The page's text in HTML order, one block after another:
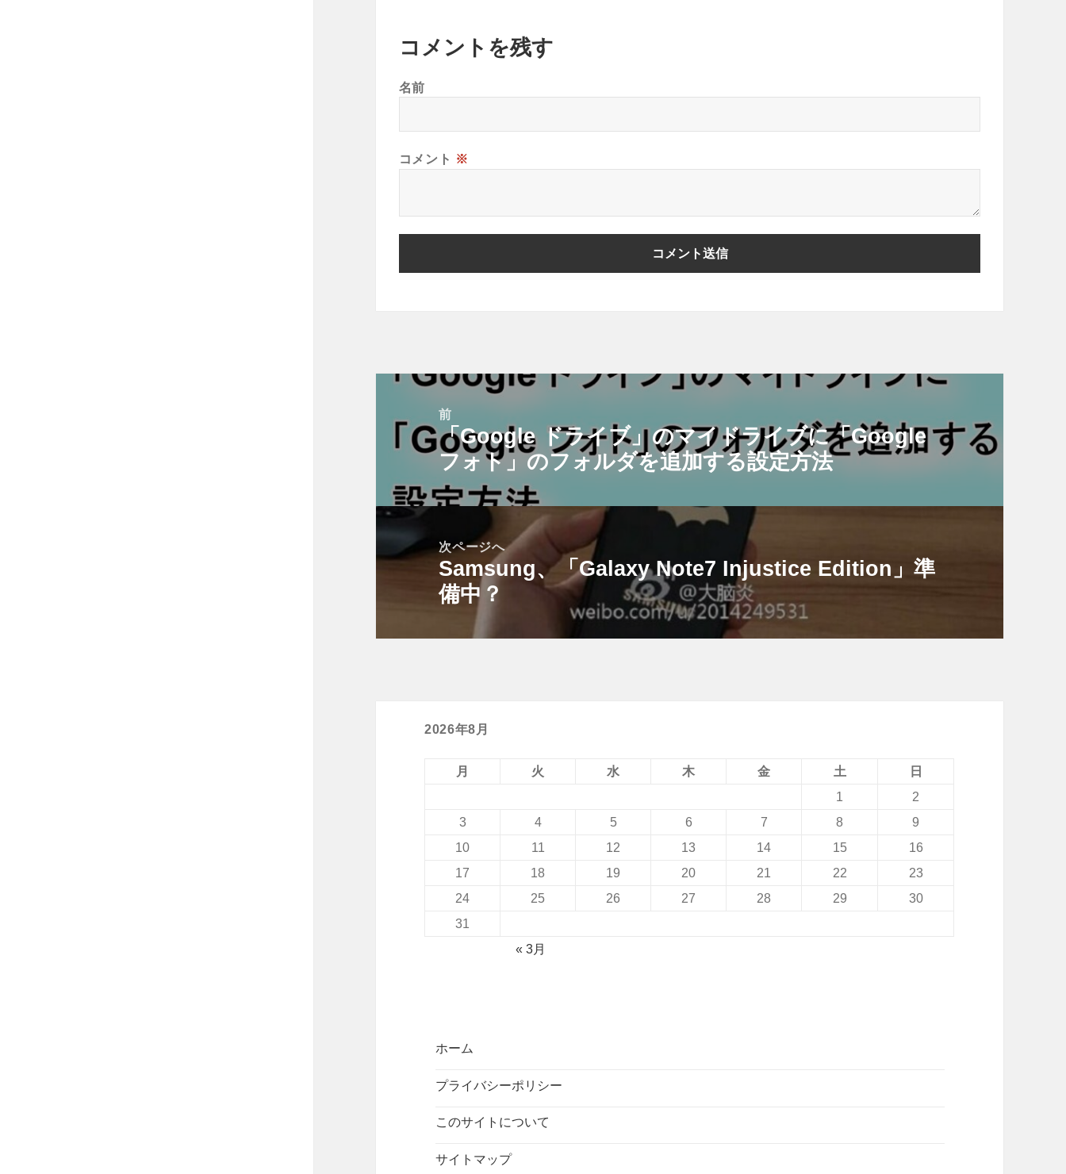
コメントを残す
名前
コメント ※
ー
シ
前
前
の
投
稿:
「Google ドライブ」のマイドライブに「Google
フォト」のフォルダを追加する設定方法
次ページへ
次
の
稿:
Samsung、「Galaxy Note7 Injustice Edition」準
備中？
2026年8月
月 火 水 木 金 土
日
1
2
3
4 5 6 7 8
9
10
11 12 13 14 15
16
17
18 19 20 21 22
23
24
25 26 27 28 29
30
31
« 3月
ホーム
プライバシーポリシー
このサイトについて
サイトマップ